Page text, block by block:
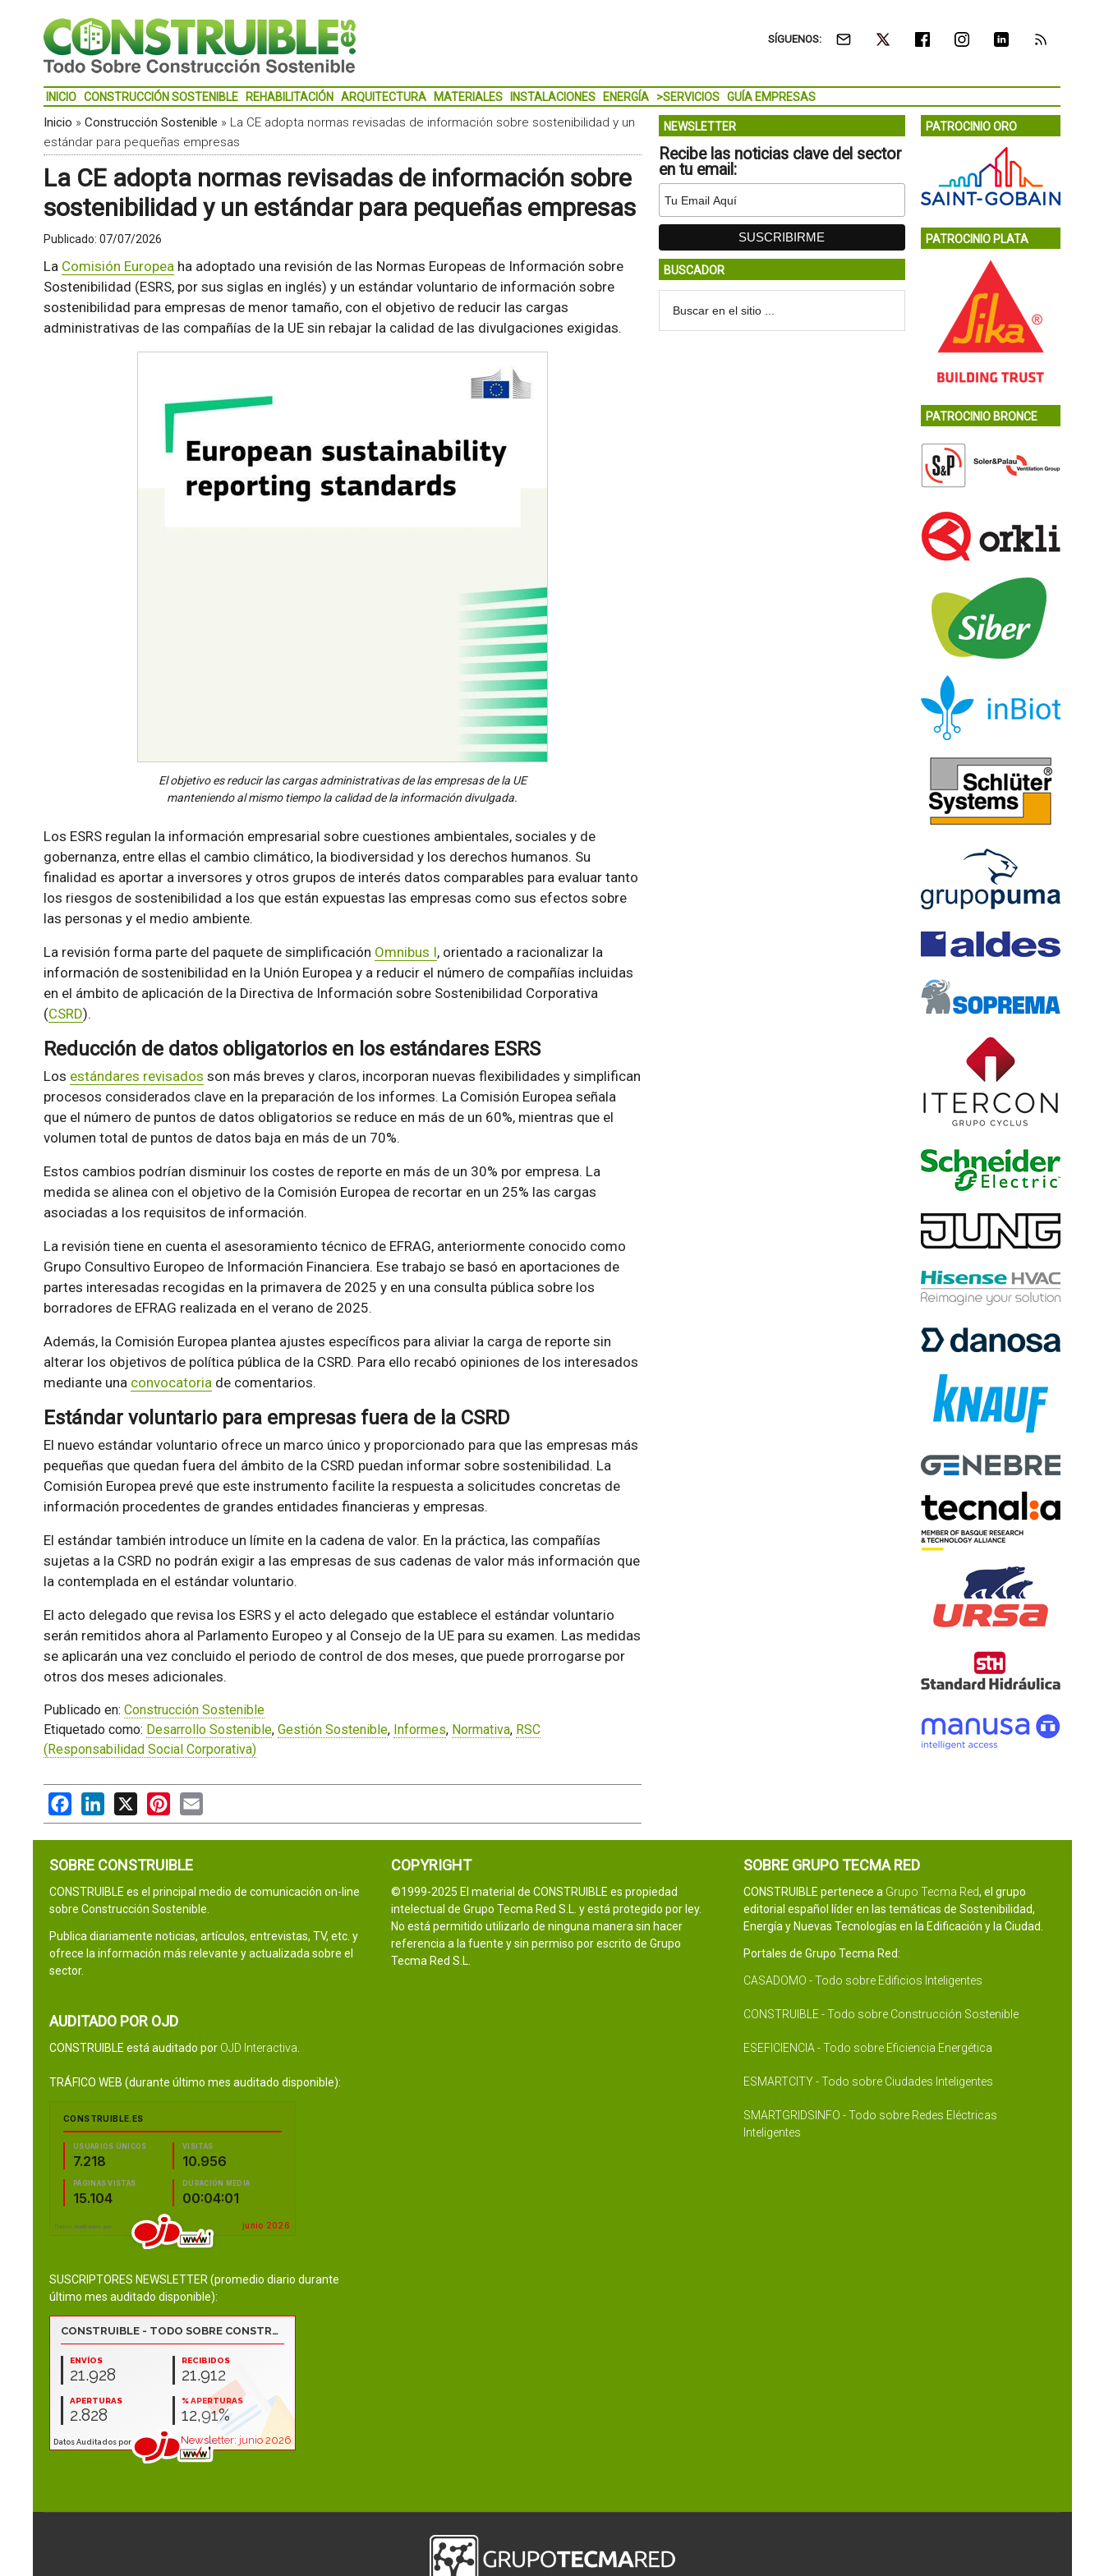
SÍGUENOS:
INICIO CONSTRUCCIÓN SOSTENIBLE REHABILITACIÓN ARQUITECTURA MATERIALES INSTALACIONES ENERGÍA >SERVICIOS GUÍA EMPRESAS
Inicio » Construcción Sostenible » La CE adopta normas revisadas de información sobre sostenibilidad y un
estándar para pequeñas empresas
La CE adopta normas revisadas de información sobre
sostenibilidad y un estándar para pequeñas empresas
Publicado: 07/07/2026
La Comisión Europeaha adoptado una revisión de las Normas Europeas de Información sobre
Sostenibilidad (ESRS, por sus siglas en inglés) y un estándar voluntario de información sobre
sostenibilidad para empresas de menor tamaño, con el objetivo de reducir las cargas
administrativas de las compañías de la UE sin rebajar la calidad de las divulgaciones exigidas.
El objetivo es reducir las cargas administrativas de las empresas de la UE
manteniendo al mismo tiempo la calidad de la información divulgada.
Los ESRS regulan la información empresarial sobre cuestiones ambientales, sociales y de
gobernanza, entre ellas el cambio climático, la biodiversidad y los derechos humanos. Su
finalidad es aportar a inversores y otros grupos de interés datos comparables para evaluar tanto
los riesgos de sostenibilidad a los que están expuestas las empresas como sus efectos sobre
las personas y el medio ambiente.
La revisión forma parte del paquete de simplificación Omnibus I, orientado a racionalizar la
información de sostenibilidad en la Unión Europea y a reducir el número de compañías incluidas
en el ámbito de aplicación de la Directiva de Información sobre Sostenibilidad Corporativa
(CSRD).
Reducción de datos obligatorios en los estándares ESRS
Los estándares revisados son más breves y claros, incorporan nuevas flexibilidades y simplifican
procesos considerados clave en la preparación de los informes. La Comisión Europea señala
que el número de puntos de datos obligatorios se reduce en más de un 60%, mientras que el
volumen total de puntos de datos baja en más de un 70%.
Estos cambios podrían disminuir los costes de reporte en más de un 30% por empresa. La
medida se alinea con el objetivo de la Comisión Europea de recortar en un 25% las cargas
asociadas a los requisitos de información.
La revisión tiene en cuenta el asesoramiento técnico de EFRAG, anteriormente conocido como
Grupo Consultivo Europeo de Información Financiera. Ese trabajo se basó en aportaciones de
partes interesadas recogidas en la primavera de 2025 y en una consulta pública sobre los
borradores de EFRAG realizada en el verano de 2025.
Además, la Comisión Europea plantea ajustes específicos para aliviar la carga de reporte sin
alterar los objetivos de política pública de la CSRD. Para ello recabó opiniones de los interesados
mediante una convocatoriade comentarios.
Estándar voluntario para empresas fuera de la CSRD
El nuevo estándar voluntario ofrece un marco único y proporcionado para que las empresas más
pequeñas que quedan fuera del ámbito de la CSRD puedan informar sobre sostenibilidad. La
Comisión Europea prevé que este instrumento facilite la respuesta a solicitudes concretas de
información procedentes de grandes entidades financieras y empresas.
El estándar también introduce un límite en la cadena de valor. En la práctica, las compañías
sujetas a la CSRD no podrán exigir a las empresas de sus cadenas de valor más información que
la contemplada en el estándar voluntario.
El acto delegado que revisa los ESRS y el acto delegado que establece el estándar voluntario
serán remitidos ahora al Parlamento Europeo y al Consejo de la UE para su examen. Las medidas
se aplicarán una vez concluido el periodo de control de dos meses, que puede prorrogarse por
otros dos meses adicionales.
Publicado en: Construcción Sostenible
Etiquetado como: Desarrollo Sostenible, Gestión Sostenible, Informes, Normativa, RSC
(Responsabilidad Social Corporativa)
FacebookLinkedIn
X PinterestEmail
NEWSLETTER
Recibe las noticias clave del sector
en tu email:
BUSCADOR
PATROCINIO ORO
PATROCINIO PLATA
PATROCINIO BRONCE
SOBRE CONSTRUIBLE
CONSTRUIBLE es el principal medio de comunicación on-line
sobre Construcción Sostenible.
Publica diariamente noticias, artículos, entrevistas, TV, etc. y
ofrece la información más relevante y actualizada sobre el
sector.
AUDITADO POR OJD
CONSTRUIBLE está auditado por OJD Interactiva
TRÁFICO WEB (durante último mes auditado disponible):
SUSCRIPTORES NEWSLETTER (promedio diario durante
último mes auditado disponible):
COPYRIGHT
©1999-2025 El material de CONSTRUIBLE es propiedad
intelectual de Grupo Tecma Red S.L. y está protegido por ley.
No está permitido utilizarlo de ninguna manera sin hacer
referencia a la fuente y sin permiso por escrito de Grupo
Tecma Red S.L.
SOBRE GRUPO TECMA RED
CONSTRUIBLE pertenece a Grupo Tecma Red, el grupo
editorial español líder en las temáticas de Sostenibilidad,
Energía y Nuevas Tecnologías en la Edificación y la Ciudad.
Portales de Grupo Tecma Red:
CASADOMO - Todo sobre Edificios Inteligentes
CONSTRUIBLE - Todo sobre Construcción Sostenible
ESEFICIENCIA - Todo sobre Eficiencia Energética
ESMARTCITY - Todo sobre Ciudades Inteligentes
SMARTGRIDSINFO - Todo sobre Redes Eléctricas
Inteligentes